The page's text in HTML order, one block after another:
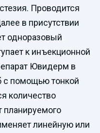
Проводится
в присутствии
одноразовый
к инъекционной
Ювидерм в
с помощью тонкой
количество
планируемого
линейную или